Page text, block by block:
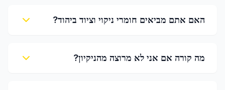
האם אתם מביאים חומרי ניקוי וציוד ביהוד?
מה קורה אם אני לא מרוצה מהניקיון?